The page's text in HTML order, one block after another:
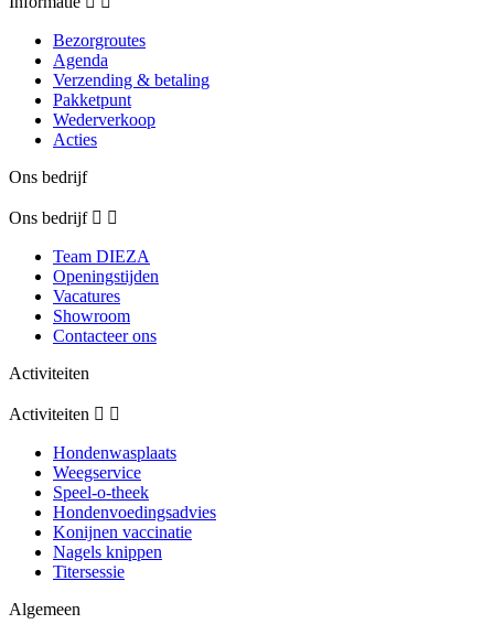
Bezorgroutes
Agenda
Verzending & betaling
Pakketpunt
Wederverkoop
Acties
Ons bedrijf
Ons bedrijf  
Team DIEZA
Openingstijden
Vacatures
Showroom
Contacteer ons
Activiteiten
Activiteiten  
Hondenwasplaats
Weegservice
Speel-o-theek
Hondenvoedingsadvies
Konijnen vaccinatie
Nagels knippen
Titersessie
Algemeen